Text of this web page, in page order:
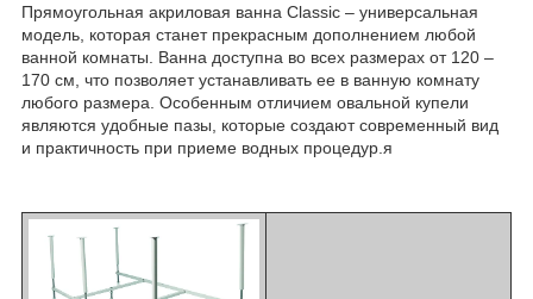
Прямоугольная акриловая ванна Classic – универсальная
модель, которая станет прекрасным дополнением любой
ванной комнаты. Ванна доступна во всех размерах от 120 –
170 см, что позволяет устанавливать ее в ванную комнату
любого размера. Особенным отличием овальной купели
являются удобные пазы, которые создают современный вид
и практичность при приеме водных процедур.я